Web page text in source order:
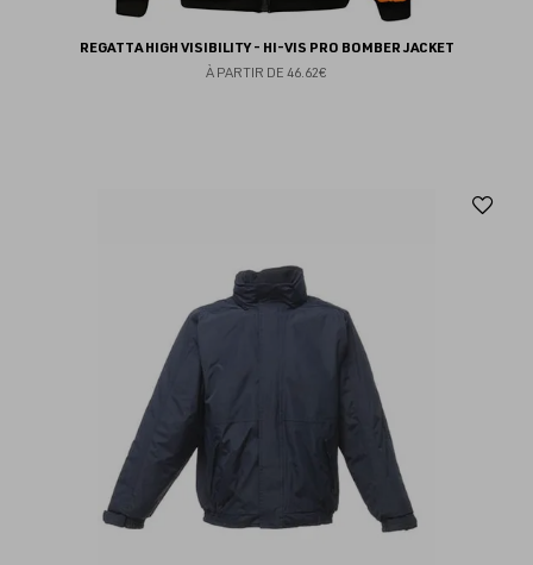
REGATTA HIGH VISIBILITY - HI-VIS PRO BOMBER JACKET
À PARTIR DE 46.62€